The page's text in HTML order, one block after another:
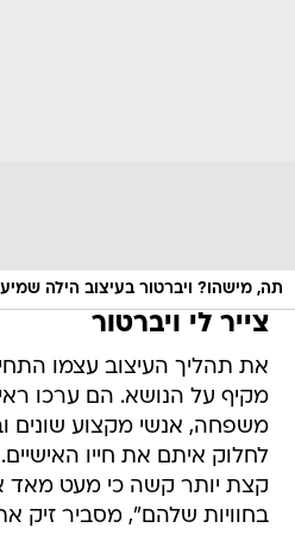
תה, מישהו? ויברטור בעיצוב הילה שמיע
צייר לי ויברטור
את תהליך העיצוב עצמו
מקיף על הנושא. הם ערכו
משפחה, אנשי מקצוע שונים
לחלוק איתם את חייו
קצת יותר קשה כי מעט מאד
בחוויות שלהם", מסביר זיק